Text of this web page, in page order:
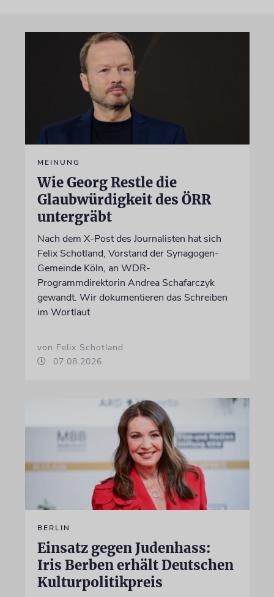
MEINUNG
Wie Georg Restle die
Glaubwürdigkeit des ÖRR
untergräbt
Nach dem X-Post des Journalisten hat sich
Felix Schotland, Vorstand der Synagogen-
Gemeinde Köln, an WDR-
Programmdirektorin Andrea Schafarczyk
gewandt. Wir dokumentieren das Schreiben
im Wortlaut
von Felix Schotland
07.08.2026
BERLIN
Einsatz gegen Judenhass:
Iris Berben erhält Deutschen
Kulturpolitikpreis